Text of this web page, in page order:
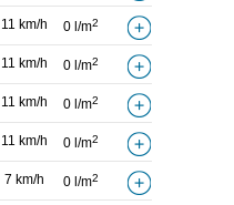
11 km/h 0 l/m2
11 km/h 0 l/m2
11 km/h 0 l/m2
11 km/h 0 l/m2
7 km/h 0 l/m2